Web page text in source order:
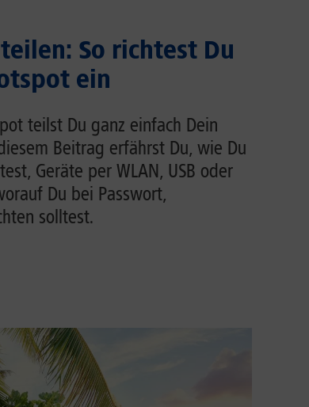
So richtest Du
ein
teilst Du ganz einfach Dein
Beitrag erfährst Du, wie Du
Geräte per WLAN, USB oder
Du bei Passwort,
solltest.